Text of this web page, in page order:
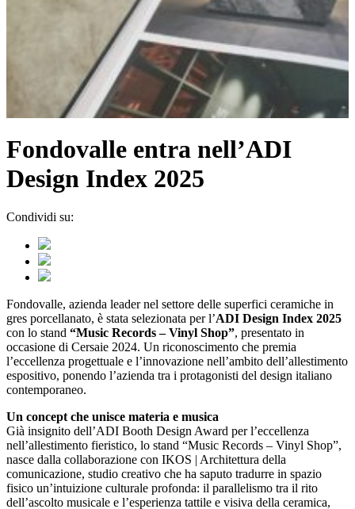
Fondovalle entra nell’ADI
Design Index 2025
Condividi su:
Fondovalle, azienda leader nel settore delle superfici ceramiche in
gres porcellanato, è stata selezionata per l’ADI Design Index 2025
con lo stand “Music Records – Vinyl Shop”, presentato in
occasione di Cersaie 2024. Un riconoscimento che premia
l’eccellenza progettuale e l’innovazione nell’ambito dell’allestimento
espositivo, ponendo l’azienda tra i protagonisti del design italiano
contemporaneo.
Un concept che unisce materia e musica
Già insignito dell’ADI Booth Design Award per l’eccellenza
nell’allestimento fieristico, lo stand “Music Records – Vinyl Shop”,
nasce dalla collaborazione con IKOS | Architettura della
comunicazione, studio creativo che ha saputo tradurre in spazio
fisico un’intuizione culturale profonda: il parallelismo tra il rito
dell’ascolto musicale e l’esperienza tattile e visiva della ceramica,